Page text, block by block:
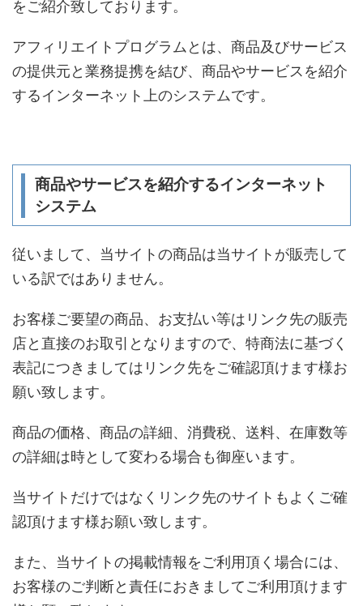
をご紹介致しております。
アフィリエイトプログラムとは、商品及びサービス
の提供元と業務提携を結び、商品やサービスを紹介
するインターネット上のシステムです。
商品やサービスを紹介するインターネット
システム
従いまして、当サイトの商品は当サイトが販売して
いる訳ではありません。
お客様ご要望の商品、お支払い等はリンク先の販売
店と直接のお取引となりますので、特商法に基づく
表記につきましてはリンク先をご確認頂けます様お
願い致します。
商品の価格、商品の詳細、消費税、送料、在庫数等
の詳細は時として変わる場合も御座います。
当サイトだけではなくリンク先のサイトもよくご確
認頂けます様お願い致します。
また、当サイトの掲載情報をご利用頂く場合には、
お客様のご判断と責任におきましてご利用頂けます